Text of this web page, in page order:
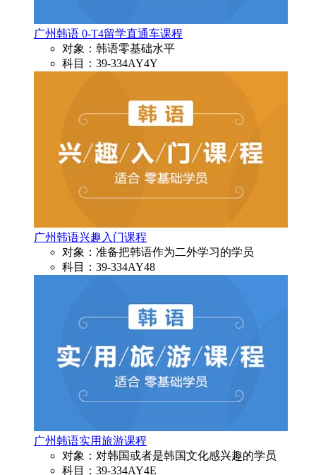
广州韩语 0-T4留学直通车课程
对象：韩语零基础水平
科目：39-334AY4Y
广州韩语兴趣入门课程
对象：准备把韩语作为二外学习的学员
科目：39-334AY48
广州韩语实用旅游课程
对象：对韩国或者是韩国文化感兴趣的学员
科目：39-334AY4E